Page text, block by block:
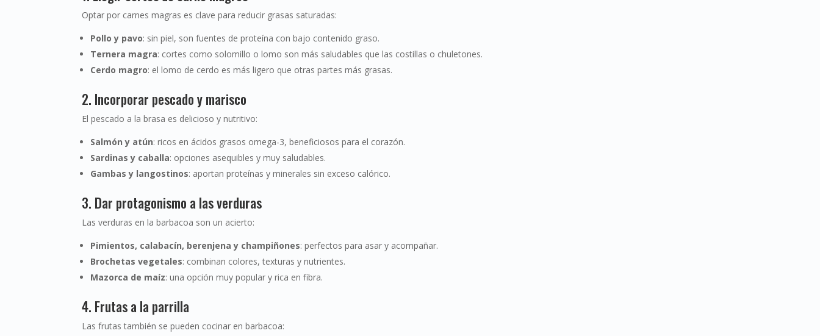
Optar por carnes magras es clave para reducir grasas saturadas:
Pollo y pavo: sin piel, son fuentes de proteína con bajo contenido graso.
Ternera magra: cortes como solomillo o lomo son más saludables que las costillas o chuletones.
Cerdo magro: el lomo de cerdo es más ligero que otras partes más grasas.
2. Incorporar pescado y marisco
El pescado a la brasa es delicioso y nutritivo:
Salmón y atún: ricos en ácidos grasos omega-3, beneficiosos para el corazón.
Sardinas y caballa: opciones asequibles y muy saludables.
Gambas y langostinos: aportan proteínas y minerales sin exceso calórico.
3. Dar protagonismo a las verduras
Las verduras en la barbacoa son un acierto:
Pimientos, calabacín, berenjena y champiñones: perfectos para asar y acompañar.
Brochetas vegetales: combinan colores, texturas y nutrientes.
Mazorca de maíz: una opción muy popular y rica en fibra.
4. Frutas a la parrilla
Las frutas también se pueden cocinar en barbacoa: